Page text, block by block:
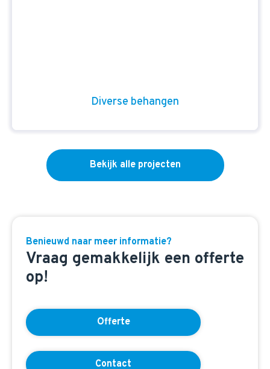
Diverse behangen
Bekijk alle projecten
Benieuwd naar meer informatie?
Vraag gemakkelijk een offerte
op!
Offerte
Contact